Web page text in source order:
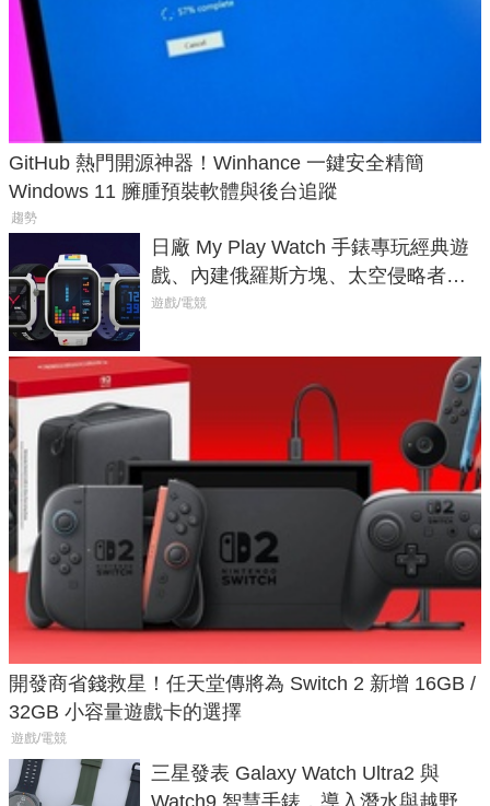
GitHub 熱門開源神器！Winhance 一鍵安全精簡
Windows 11 臃腫預裝軟體與後台追蹤
趨勢
日廠 My Play Watch 手錶專玩經典遊
戲、內建俄羅斯方塊、太空侵略者，
不過竟然不能連手機？
遊戲/電競
開發商省錢救星！任天堂傳將為 Switch 2 新增 16GB /
32GB 小容量遊戲卡的選擇
遊戲/電競
三星發表 Galaxy Watch Ultra2 與